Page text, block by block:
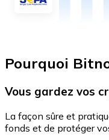
Pourquoi
Vous gardez vos
La façon sûre et
fonds et de protéger